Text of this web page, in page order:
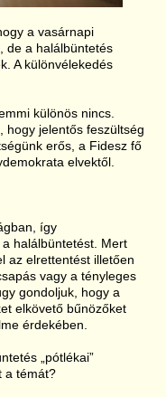
a vasárnapi
de a halálbüntetés
A különvélekedés
különös nincs.
hogy jelentős feszültség
erős, a Fidesz fő
elvektől.
így
halálbüntetést. Mert
az elrettentést illetően
vagy a tényleges
gondoljuk, hogy a
elkövető bűnözőket
érdekében.
„pótlékai”
a témát?